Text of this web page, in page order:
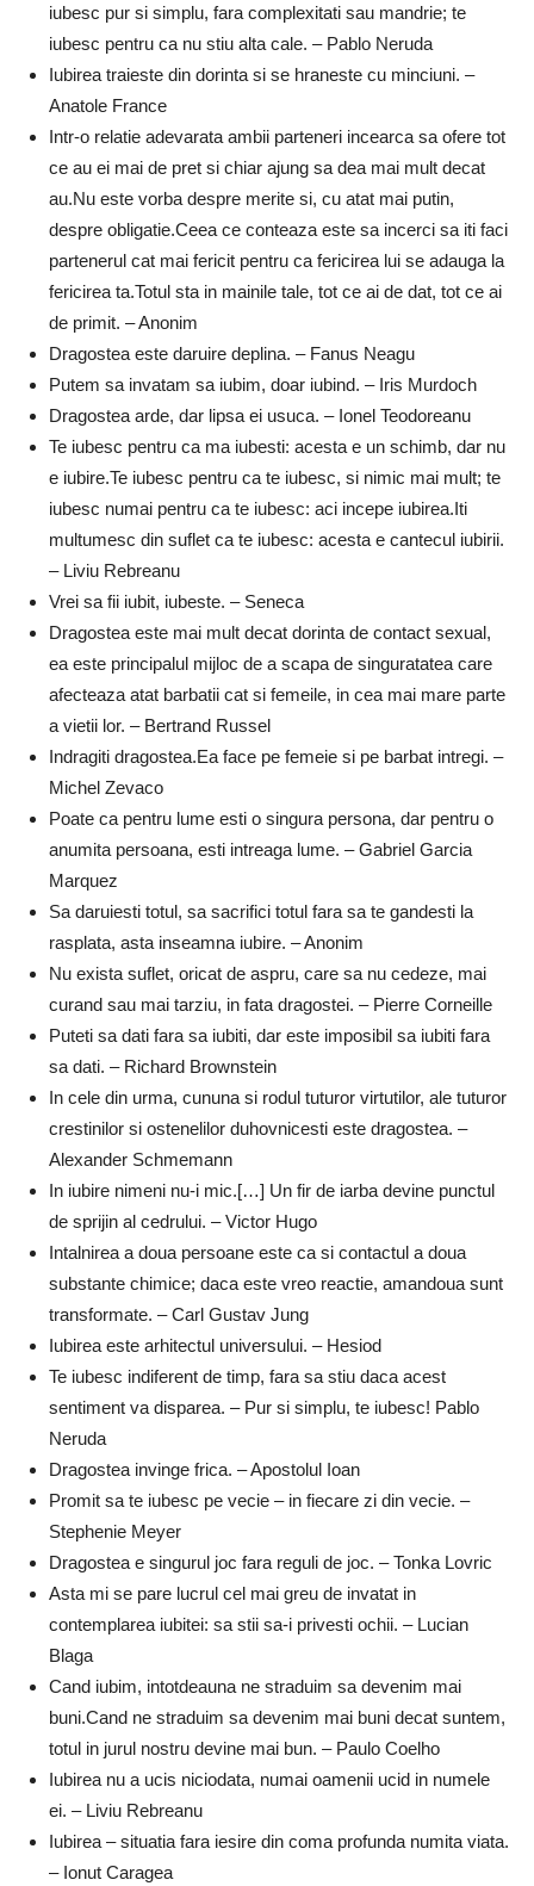
iubesc pur si simplu, fara complexitati sau mandrie; te
iubesc pentru ca nu stiu alta cale. – Pablo Neruda
Iubirea traieste din dorinta si se hraneste cu minciuni. –
Anatole France
Intr-o relatie adevarata ambii parteneri incearca sa ofere tot
ce au ei mai de pret si chiar ajung sa dea mai mult decat
au.Nu este vorba despre merite si, cu atat mai putin,
despre obligatie.Ceea ce conteaza este sa incerci sa iti faci
partenerul cat mai fericit pentru ca fericirea lui se adauga la
fericirea ta.Totul sta in mainile tale, tot ce ai de dat, tot ce ai
de primit. – Anonim
Dragostea este daruire deplina. – Fanus Neagu
Putem sa invatam sa iubim, doar iubind. – Iris Murdoch
Dragostea arde, dar lipsa ei usuca. – Ionel Teodoreanu
Te iubesc pentru ca ma iubesti: acesta e un schimb, dar nu
e iubire.Te iubesc pentru ca te iubesc, si nimic mai mult; te
iubesc numai pentru ca te iubesc: aci incepe iubirea.Iti
multumesc din suflet ca te iubesc: acesta e cantecul iubirii.
– Liviu Rebreanu
Vrei sa fii iubit, iubeste. – Seneca
Dragostea este mai mult decat dorinta de contact sexual,
ea este principalul mijloc de a scapa de singuratatea care
afecteaza atat barbatii cat si femeile, in cea mai mare parte
a vietii lor. – Bertrand Russel
Indragiti dragostea.Ea face pe femeie si pe barbat intregi. –
Michel Zevaco
Poate ca pentru lume esti o singura persona, dar pentru o
anumita persoana, esti intreaga lume. – Gabriel Garcia
Marquez
Sa daruiesti totul, sa sacrifici totul fara sa te gandesti la
rasplata, asta inseamna iubire. – Anonim
Nu exista suflet, oricat de aspru, care sa nu cedeze, mai
curand sau mai tarziu, in fata dragostei. – Pierre Corneille
Puteti sa dati fara sa iubiti, dar este imposibil sa iubiti fara
sa dati. – Richard Brownstein
In cele din urma, cununa si rodul tuturor virtutilor, ale tuturor
crestinilor si ostenelilor duhovnicesti este dragostea. –
Alexander Schmemann
In iubire nimeni nu-i mic.[…] Un fir de iarba devine punctul
de sprijin al cedrului. – Victor Hugo
Intalnirea a doua persoane este ca si contactul a doua
substante chimice; daca este vreo reactie, amandoua sunt
transformate. – Carl Gustav Jung
Iubirea este arhitectul universului. – Hesiod
Te iubesc indiferent de timp, fara sa stiu daca acest
sentiment va disparea. – Pur si simplu, te iubesc! Pablo
Neruda
Dragostea invinge frica. – Apostolul Ioan
Promit sa te iubesc pe vecie – in fiecare zi din vecie. –
Stephenie Meyer
Dragostea e singurul joc fara reguli de joc. – Tonka Lovric
Asta mi se pare lucrul cel mai greu de invatat in
contemplarea iubitei: sa stii sa-i privesti ochii. – Lucian
Blaga
Cand iubim, intotdeauna ne straduim sa devenim mai
buni.Cand ne straduim sa devenim mai buni decat suntem,
totul in jurul nostru devine mai bun. – Paulo Coelho
Iubirea nu a ucis niciodata, numai oamenii ucid in numele
ei. – Liviu Rebreanu
Iubirea – situatia fara iesire din coma profunda numita viata.
– Ionut Caragea